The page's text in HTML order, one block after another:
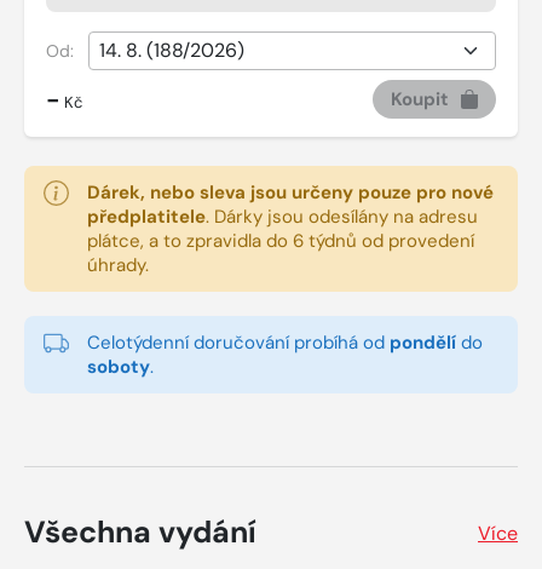
Od:
- Kč Koupit
Dárek, nebo sleva jsou určeny pouze pro nové
předplatitele. Dárky jsou odesílány na adresu
plátce, a to zpravidla do 6 týdnů od provedení
úhrady.
Celotýdenní doručování probíhá od pondělí do
soboty.
Všechna vydání Více